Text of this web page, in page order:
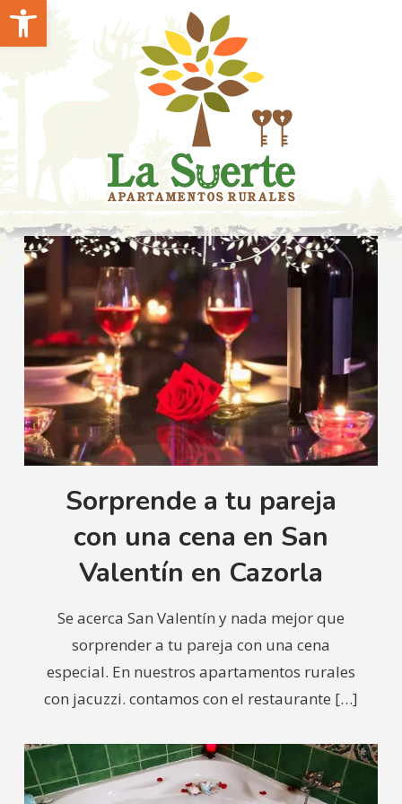
Sorprende a tu pareja
con una cena en San
Valentín en Cazorla
Se acerca San Valentín y nada mejor que
sorprender a tu pareja con una cena
especial. En nuestros apartamentos rurales
con jacuzzi. contamos con el restaurante […]